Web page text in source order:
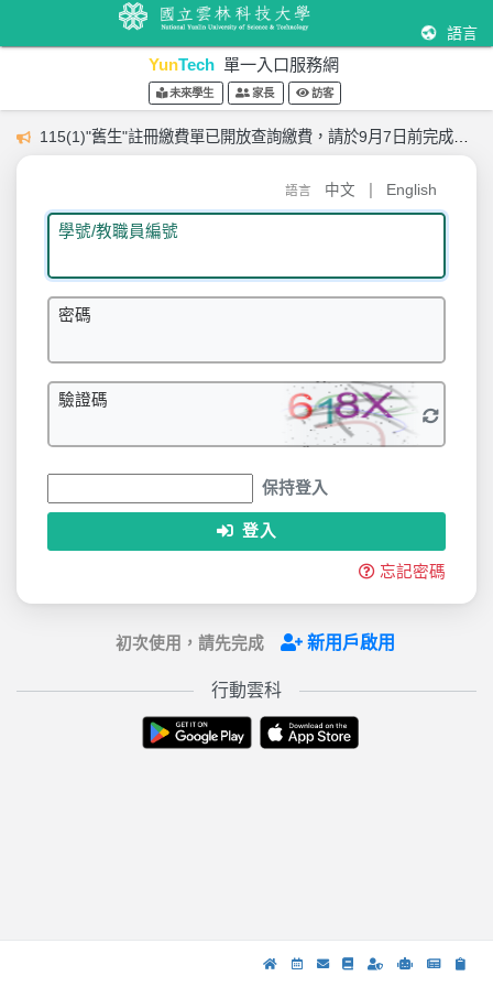
語言
YunTech 單一入口服務網
未來學生 家長 訪客
115(1)"舊生"註冊繳費單已開放查詢繳費，請於9月7日前完成繳費
語言 中文 English
學號/教職員編號
密碼
驗證碼
保持登入
登入
忘記密碼
初次使用，請先完成 新用戶啟用
行動雲科